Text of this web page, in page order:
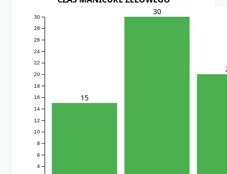
4
6
8
10
12
14
16
18
20
22
24
26
28
30
15
30